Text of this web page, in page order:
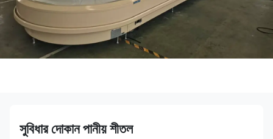
সুবিধার দোকান পানীয় শীতল